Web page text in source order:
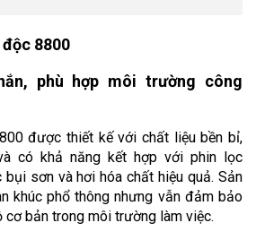
8800
phù hợp môi trường công
được thiết kế với chất liệu bền bỉ,
có khả năng kết hợp với phin lọc
sơn và hơi hóa chất hiệu quả. Sản
khúc phổ thông nhưng vẫn đảm bảo
cơ bản trong môi trường làm việc.